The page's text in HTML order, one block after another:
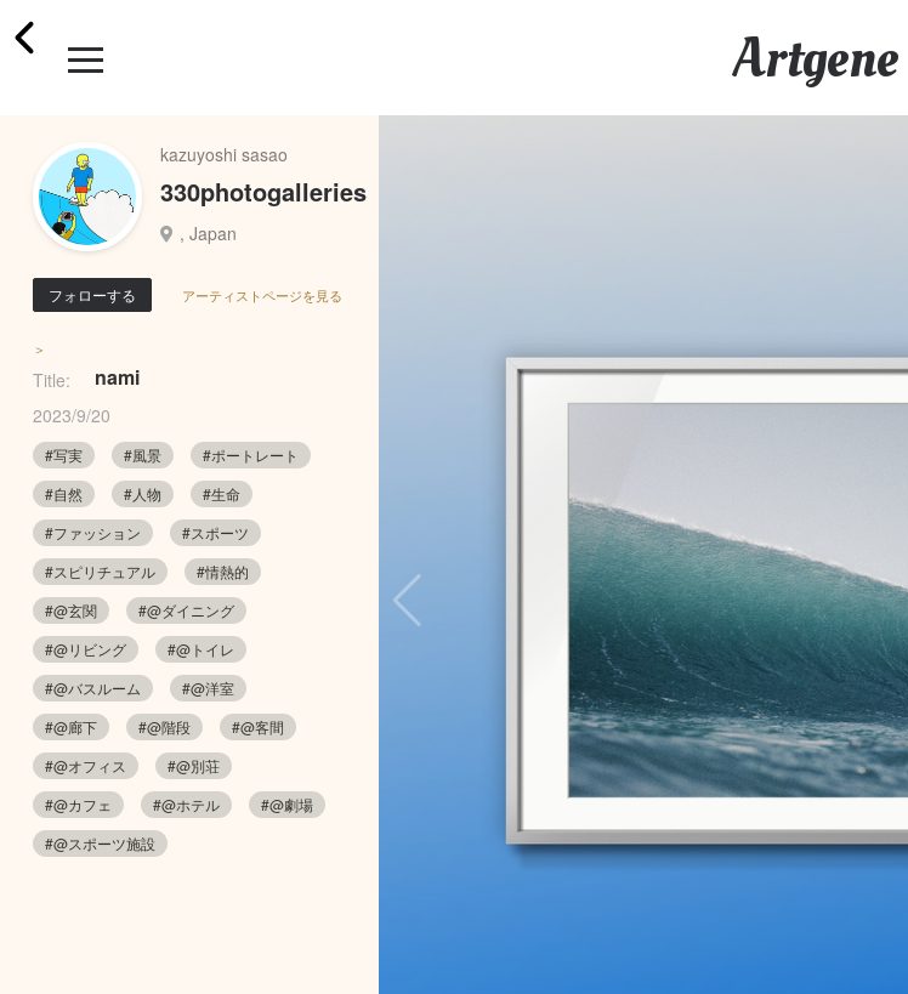
Artgene
kazuyoshi sasao
330photogalleries
, Japan
フォローする アーティストページを見る
＞
Title: nami
2023/9/20
#写実 #風景
#ポートレート
#自然
#人物
#生命
#ファッション
#スポーツ
#スピリチュアル
#情熱的
#@玄関
#@ダイニング
#@リビング
#@トイレ
#@バスルーム
#@洋室
#@廊下
#@階段
#@客間
#@オフィス
#@別荘
#@カフェ
#@ホテル
#@劇場
#@スポーツ施設